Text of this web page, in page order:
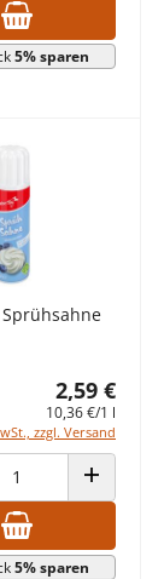
5% sparen
Sprühsahne
2,59 €
10,36 €/1 l
zzgl. Versand
ANZAHL
5% sparen